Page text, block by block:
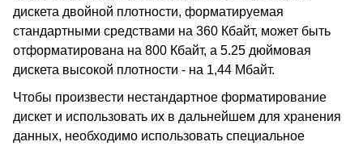
дискета двойной плотности, форматируемая
стандартными средствами на 360 Кбайт, может быть
отформатирована на 800 Кбайт, а 5.25 дюймовая
дискета высокой плотности - на 1,44 Мбайт.
Чтобы произвести нестандартное форматирование
дискет и использовать их в дальнейшем для хранения
данных, необходимо использовать специальное